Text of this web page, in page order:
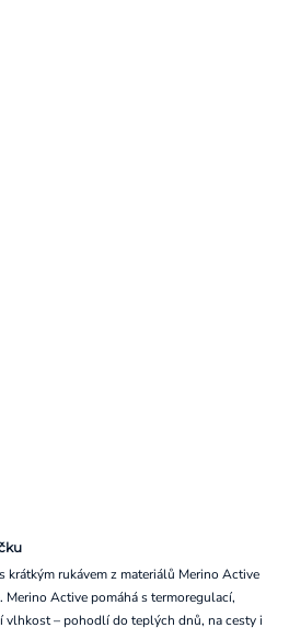
krátkým rukávem z materiálů Merino Active
Active pomáhá s termoregulací,
vlhkost – pohodlí do teplých dnů, na cesty i